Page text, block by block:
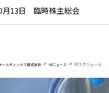
月13日 臨時株主総会
ールディングス株式会社 > IRニュース > IRスケジュール